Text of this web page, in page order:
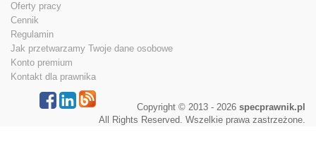
Oferty pracy
Cennik
Regulamin
Jak przetwarzamy Twoje dane osobowe
Konto premium
Kontakt dla prawnika
Copyright © 2013 - 2026 specprawnik.pl
All Rights Reserved. Wszelkie prawa zastrzeżone.